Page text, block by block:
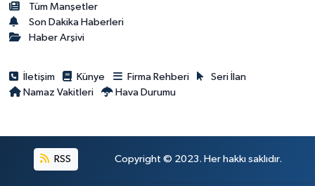
Tüm Manşetler
Son Dakika Haberleri
Haber Arşivi
İletişim Künye Firma Rehberi
Seri İlan
Namaz Vakitleri
Hava Durumu
RSS Copyright © 2023. Her hakkı saklıdır.